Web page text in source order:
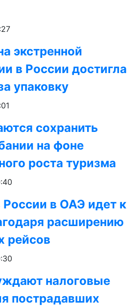
экстренной
в России достигла
упаковку
сохранить
на фоне
роста туризма
России в ОАЭ идет к
расширению
рейсов
налоговые
пострадавших